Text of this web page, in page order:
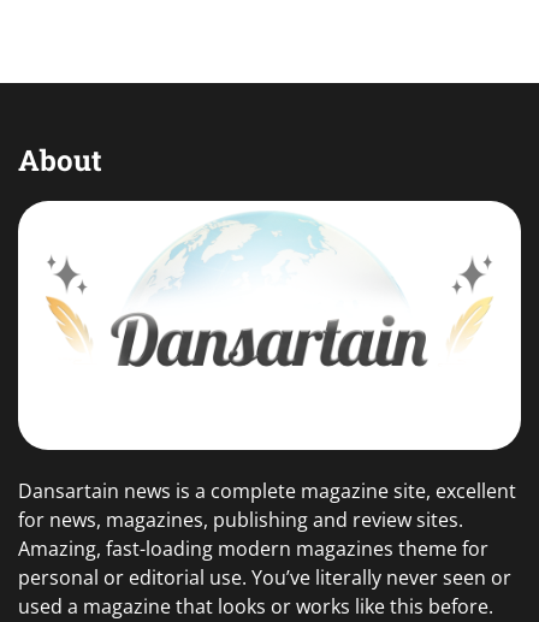
About
Dansartain news is a complete magazine site, excellent
for news, magazines, publishing and review sites.
Amazing, fast-loading modern magazines theme for
personal or editorial use. You’ve literally never seen or
used a magazine that looks or works like this before.